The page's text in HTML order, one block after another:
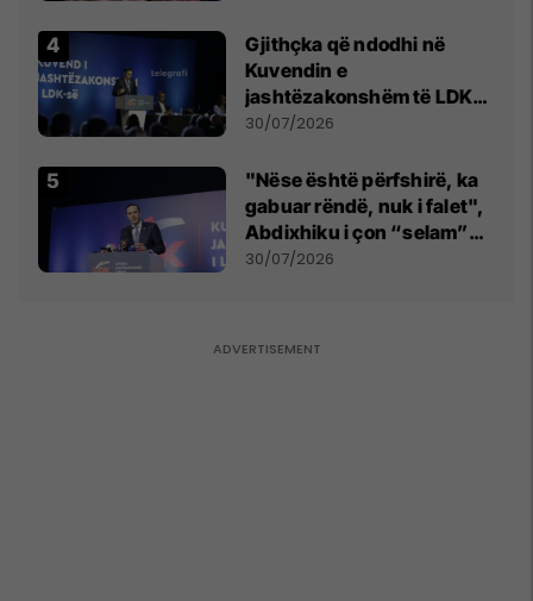
Gjithçka që ndodhi në
Kuvendin e
jashtëzakonshëm të LDK-
së
30/07/2026
"Nëse është përfshirë, ka
gabuar rëndë, nuk i falet",
Abdixhiku i çon “selam”
Përparim Ramës
30/07/2026